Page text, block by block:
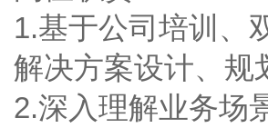
1.基于公司培训、
解决方案设计、规
2.深入理解业务场